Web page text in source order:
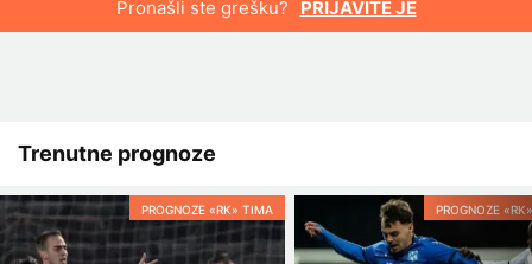
Pronašli ste grešku? PRIJAVITE JE
Trenutne prognoze
PROGNOZE «RK» TIMA PROGNOZE